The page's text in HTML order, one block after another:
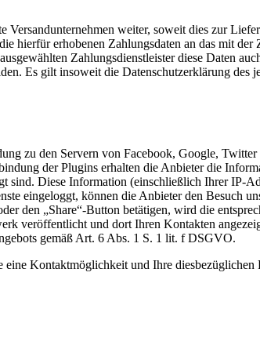
weiter, soweit dies zur
hierfür erhobenen Zahlungsdaten an das mit
Zahlungsdienstleister diese Daten
Es gilt insoweit die Datenschutzerklärung des
zu den Servern von Facebook, Google,
der Plugins erhalten die Anbieter die
sind. Diese Information (einschließlich Ihrer IP-
eingeloggt, können die Anbieter den Besuch
den „Share“-Button betätigen, wird die
veröffentlicht und dort Ihren Kontakten
gemäß Art. 6 Abs. 1 S. 1 lit. f DSGVO.
Kontaktmöglichkeit und Ihre diesbezüglichen